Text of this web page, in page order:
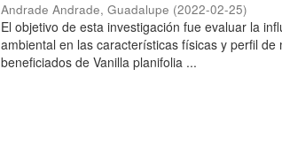
Andrade Andrade, Guadalupe (2022-02-25)
El objetivo de esta investigación fue evaluar la
ambiental en las características físicas y perfil
beneficiados de Vanilla planifolia ...